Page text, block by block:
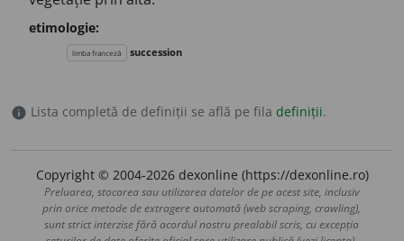
etimologie:
limba franceză succession
info Lista completă de definiții se află pe fila definiții.
Copyright © 2004-2026 dexonline (https://dexonline.ro)
Preluarea, stocarea sau utilizarea datelor de pe acest site, inclusiv
prin orice metode de extragere automată (web scraping, crawling),
sunt strict interzise fără acordul nostru prealabil scris, cu excepția